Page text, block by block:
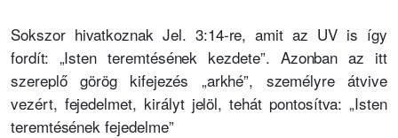
Sokszor hivatkoznak Jel. 3:14-re, amit az UV is így
fordít: „Isten teremtésének kezdete”. Azonban az itt
szereplő görög kifejezés „arkhé”, személyre átvive
vezért, fejedelmet, királyt jelöl, tehát pontosítva: „Isten
teremtésének fejedelme”